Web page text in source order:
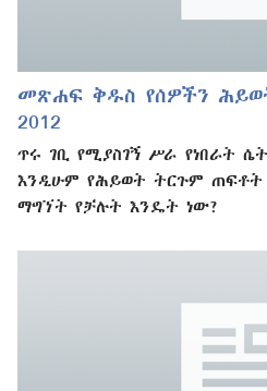
መጽሐፍ ቅዱስ የሰዎችን
2012
ጥሩ ገቢ የሚያስገኝ ሥራ የነበራት
እንዲሁም የሕይወት ትርጉም ጠፍቶት
ማግኘት የቻሉት እንዴት ነው?